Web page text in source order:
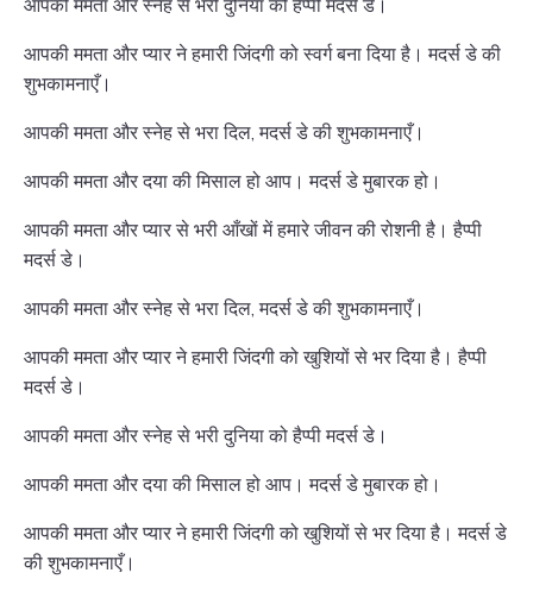
आपकी ममता और स्नेह से भरी दुनिया को हैप्पी मदर्स डे।
आपकी ममता और प्यार ने हमारी जिंदगी को स्वर्ग बना दिया है। मदर्स डे की
शुभकामनाएँ।
आपकी ममता और स्नेह से भरा दिल, मदर्स डे की शुभकामनाएँ।
आपकी ममता और दया की मिसाल हो आप। मदर्स डे मुबारक हो।
आपकी ममता और प्यार से भरी आँखों में हमारे जीवन की रोशनी है। हैप्पी
मदर्स डे।
आपकी ममता और स्नेह से भरा दिल, मदर्स डे की शुभकामनाएँ।
आपकी ममता और प्यार ने हमारी जिंदगी को खुशियों से भर दिया है। हैप्पी
मदर्स डे।
आपकी ममता और स्नेह से भरी दुनिया को हैप्पी मदर्स डे।
आपकी ममता और दया की मिसाल हो आप। मदर्स डे मुबारक हो।
आपकी ममता और प्यार ने हमारी जिंदगी को खुशियों से भर दिया है। मदर्स डे
की शुभकामनाएँ।